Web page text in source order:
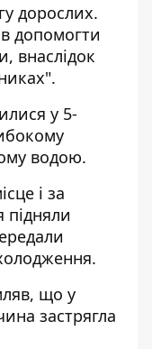
дорослих.
допомогти
внаслідок
у 5-
водою.
і за
що у
застрягла